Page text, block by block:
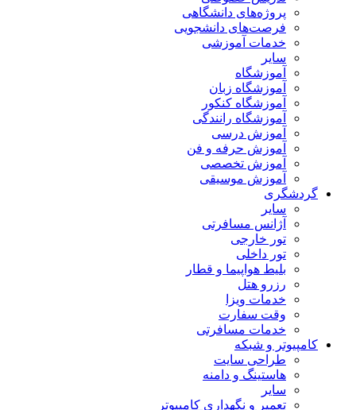
پروژه‌های دانشگاهی
فرصت‌های دانشجویی
خدمات آموزشی
سایر
آموزشگاه
آموزشگاه زبان
آموزشگاه کنکور
آموزشگاه رانندگی
آموزش درسی
آموزش حرفه و فن
آموزش تخصصی
آموزش موسیقی
گردشگری
سایر
آژانس مسافرتی
تور خارجی
تور داخلی
بلیط هواپیما و قطار
رزرو هتل
خدمات ویزا
وقت سفارت
خدمات مسافرتی
کامپیوتر و شبکه
طراحی سایت
هاستینگ و دامنه
سایر
تعمیر و نگهداری کامپیوتر